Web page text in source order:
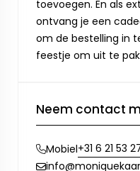
toevoegen. En als
ontvang je een
om de bestelling in
feestje om uit te
Neem contact
Mobiel+31 6 21 53